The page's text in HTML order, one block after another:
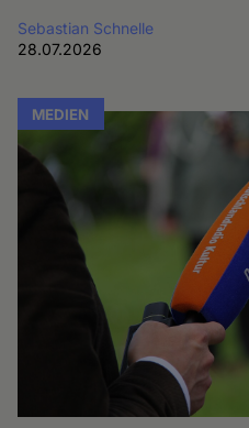
Sebastian Schnelle
28.07.2026
MEDIEN